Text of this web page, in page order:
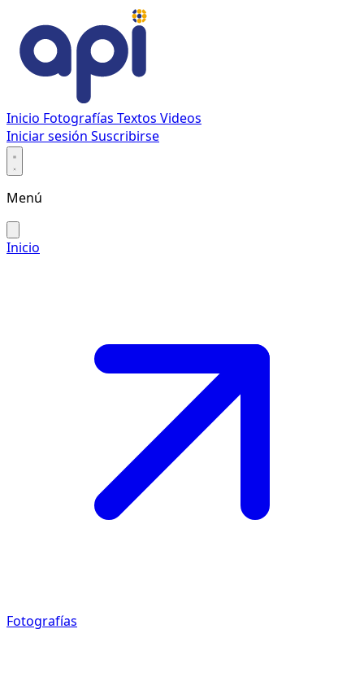
Inicio Fotografías Textos Videos
Iniciar sesión Suscribirse
Menú
Inicio
Fotografías